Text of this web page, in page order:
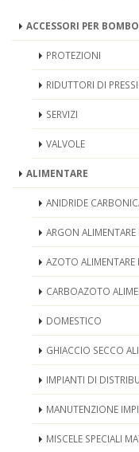
ACCESSORI PER
PROTEZIONI
RIDUTTORI DI
SERVIZI
VALVOLE
ALIMENTARE
ANIDRIDE
ARGON
AZOTO ALIMENTARE
CARBOAZOTO
DOMESTICO
GHIACCIO SECCO
IMPIANTI DI
MANUTENZIONE
MISCELE SPECIALI